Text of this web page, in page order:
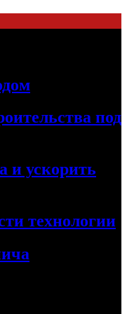
под
и ускорить
технологии